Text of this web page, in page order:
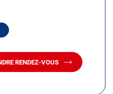
RENDEZ-VOUS
AVEC